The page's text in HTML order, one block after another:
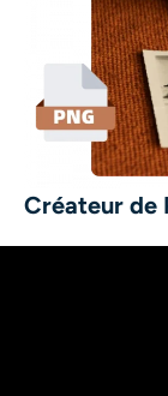
Créateur de